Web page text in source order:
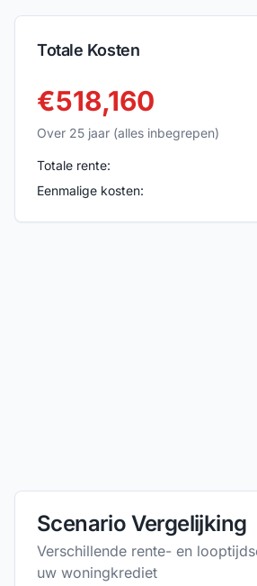
Totale Kosten
€518,160
Over 25 jaar (alles inbegrepen)
Totale rente:
Eenmalige kosten:
Scenario Vergelijking
Verschillende rente- en
uw woningkrediet